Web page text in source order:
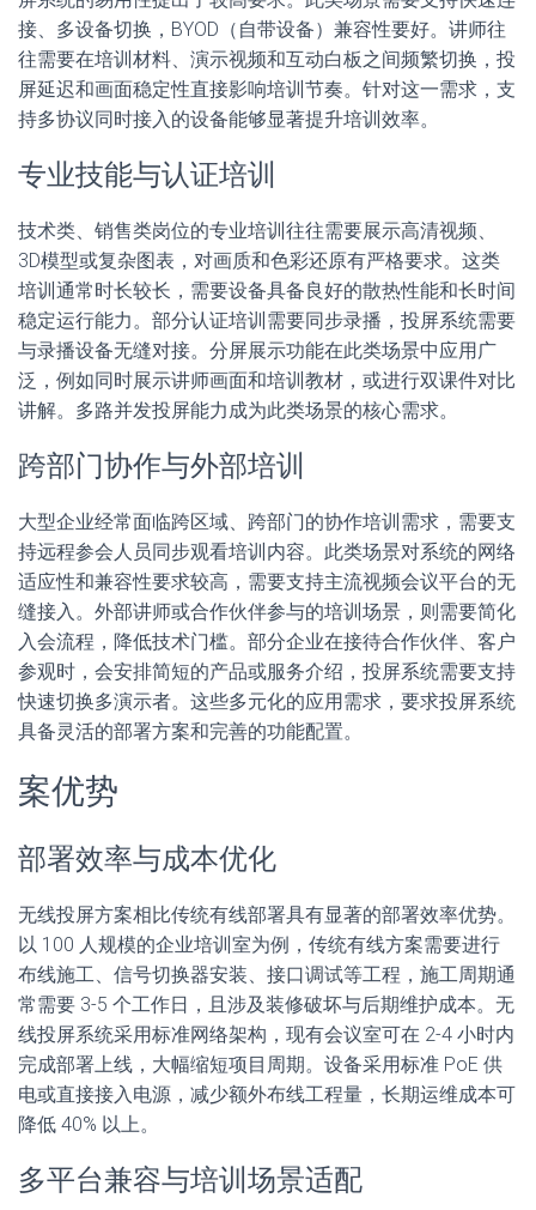
接、多设备切换，BYOD（自带设备）兼容性要好。讲师往
往需要在培训材料、演示视频和互动白板之间频繁切换，投
屏延迟和画面稳定性直接影响培训节奏。针对这一需求，支
持多协议同时接入的设备能够显著提升培训效率。
专业技能与认证培训
技术类、销售类岗位的专业培训往往需要展示高清视频、
3D模型或复杂图表，对画质和色彩还原有严格要求。这类
培训通常时长较长，需要设备具备良好的散热性能和长时间
稳定运行能力。部分认证培训需要同步录播，投屏系统需要
与录播设备无缝对接。分屏展示功能在此类场景中应用广
泛，例如同时展示讲师画面和培训教材，或进行双课件对比
讲解。多路并发投屏能力成为此类场景的核心需求。
跨部门协作与外部培训
大型企业经常面临跨区域、跨部门的协作培训需求，需要支
持远程参会人员同步观看培训内容。此类场景对系统的网络
适应性和兼容性要求较高，需要支持主流视频会议平台的无
缝接入。外部讲师或合作伙伴参与的培训场景，则需要简化
入会流程，降低技术门槛。部分企业在接待合作伙伴、客户
参观时，会安排简短的产品或服务介绍，投屏系统需要支持
快速切换多演示者。这些多元化的应用需求，要求投屏系统
具备灵活的部署方案和完善的功能配置。
案优势
部署效率与成本优化
无线投屏方案相比传统有线部署具有显著的部署效率优势。
以 100 人规模的企业培训室为例，传统有线方案需要进行
布线施工、信号切换器安装、接口调试等工程，施工周期通
常需要 3-5 个工作日，且涉及装修破坏与后期维护成本。无
线投屏系统采用标准网络架构，现有会议室可在 2-4 小时内
完成部署上线，大幅缩短项目周期。设备采用标准 PoE 供
电或直接接入电源，减少额外布线工程量，长期运维成本可
降低 40% 以上。
多平台兼容与培训场景适配